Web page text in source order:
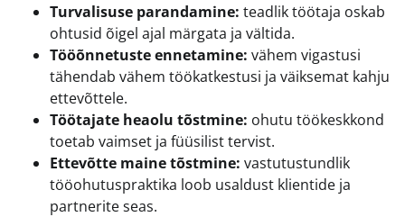
Turvalisuse parandamine: teadlik töötaja oskab
ohtusid õigel ajal märgata ja vältida.
Tööõnnetuste ennetamine: vähem vigastusi
tähendab vähem töökatkestusi ja väiksemat kahju
ettevõttele.
Töötajate heaolu tõstmine: ohutu töökeskkond
toetab vaimset ja füüsilist tervist.
Ettevõtte maine tõstmine: vastutustundlik
tööohutuspraktika loob usaldust klientide ja
partnerite seas.